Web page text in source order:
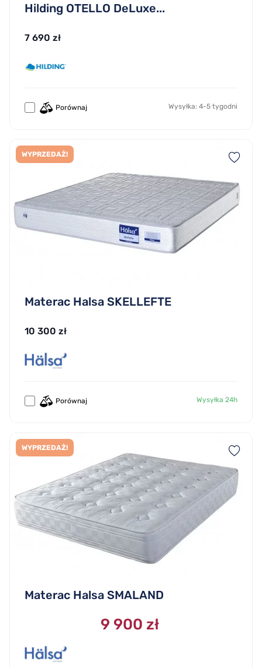
Hilding OTELLO DeLuxe...
7 690 zł
Porównaj Wysyłka: 4-5 tygodni
Materac Halsa SKELLEFTE
10 300 zł
WYPRZEDAŻ!
Porównaj Wysyłka 24h
Materac Halsa SMALAND
9 900 zł
WYPRZEDAŻ!